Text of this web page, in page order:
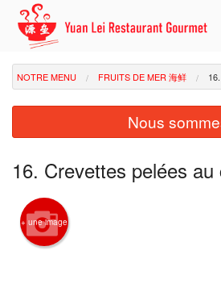
NOTRE MENU FRUITS DE MER 海鲜
Nous
16. Crevettes pelées
+ une image